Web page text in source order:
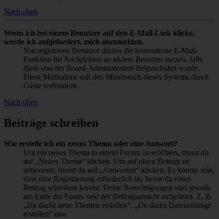
Nach oben
Wenn ich bei einem Benutzer auf den E-Mail-Link klicke,
werde ich aufgefordert, mich anzumelden.
Nur registrierte Benutzer dürfen die foreninterne E-Mail-
Funktion für Nachrichten an andere Benutzer nutzen, falls
diese von der Board-Administration freigeschaltet wurde.
Diese Maßnahme soll den Missbrauch dieses Systems durch
Gäste verhindern.
Nach oben
Beiträge schreiben
Wie erstelle ich ein neues Thema oder eine Antwort?
Um ein neues Thema in einem Forum zu eröffnen, musst du
auf „Neues Thema“ klicken. Um auf einen Beitrag zu
antworten, musst du auf „Antworten“ klicken. Es könnte sein,
dass eine Registrierung erforderlich ist, bevor du einen
Beitrag schreiben kannst. Deine Berechtigungen sind jeweils
am Ende der Foren- und der Beitragsansicht aufgelistet. Z. B.
„Du darfst neue Themen erstellen“, „Du darfst Dateianhänge
erstellen“ usw.